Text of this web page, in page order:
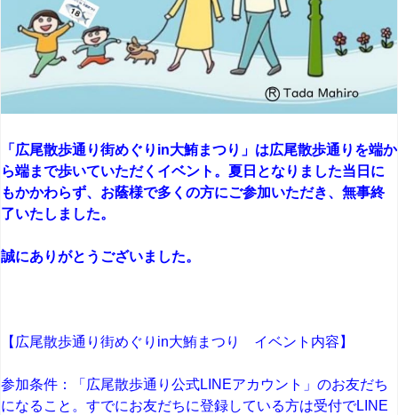
「広尾散歩通り街めぐりin大鮪まつり」は広尾散歩通りを端か
ら端まで歩いていただくイベント。夏日となりました当日に
もかかわらず、お蔭様で多くの方にご参加いただき、無事終
了いたしました。
誠にありがとうございました。
【広尾散歩通り街めぐりin大鮪まつり イベント内容】
参加条件：「広尾散歩通り公式LINEアカウント」のお友だち
になること。すでにお友だちに登録している方は受付でLINE